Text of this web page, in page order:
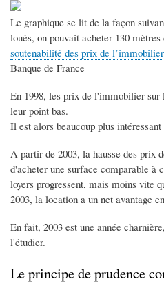
Le graphique se lit de la façon
loués, on pouvait acheter 130
soutenabilité des prix de
Banque de France
En 1998, les prix de l'immobilier sur
leur point bas.
Il est alors beaucoup plus
A partir de 2003, la hausse des prix
d'acheter une surface comparable à
loyers progressent, mais moins vite
2003, la location a un net avantage
En fait, 2003 est une année
l'étudier.
Le principe de prudence